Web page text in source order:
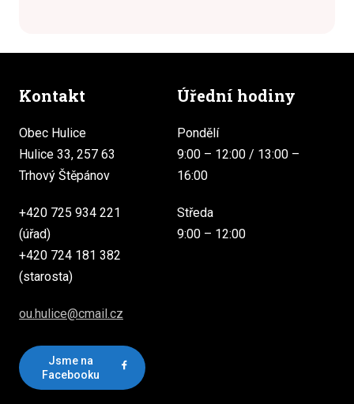
Kontakt
Obec Hulice
Hulice 33, 257 63
Trhový Štěpánov
+420 725 934 221
(úřad)
+420 724 181 382
(starosta)
ou.hulice@cmail.cz
Jsme na
Facebooku
Úřední hodiny
Pondělí
9:00 – 12:00 / 13:00 –
16:00
Středa
9:00 – 12:00